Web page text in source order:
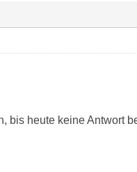
bis heute keine Antwort